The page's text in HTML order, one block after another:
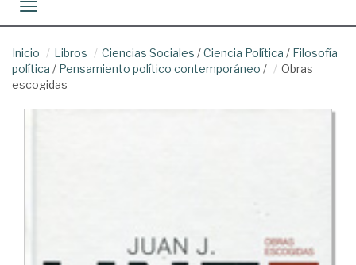
Toggle navigation
Inicio Libros Ciencias Sociales /Ciencia Política / Filosofía
política / Pensamiento político contemporáneo /
Obras
escogidas